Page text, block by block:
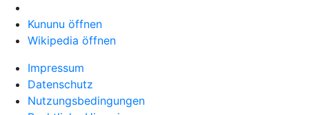
Kununu öffnen
Wikipedia öffnen
Impressum
Datenschutz
Nutzungsbedingungen